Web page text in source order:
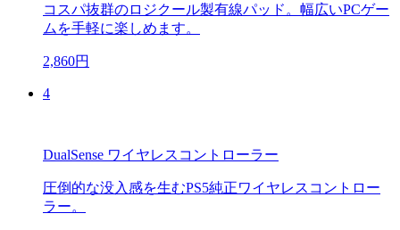
コスパ抜群のロジクール製有線パッド。幅広いPCゲー
ムを手軽に楽しめます。
2,860円
4
DualSense ワイヤレスコントローラー
圧倒的な没入感を生むPS5純正ワイヤレスコントロー
ラー。